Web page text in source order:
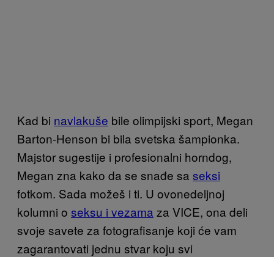
Kad bi navlakuše bile olimpijski sport, Megan
Barton-Henson bi bila svetska šampionka.
Majstor sugestije i profesionalni horndog,
Megan zna kako da se snađe sa seksi
fotkom. Sada možeš i ti. U ovonedeljnoj
kolumni o seksu i vezama za VICE, ona deli
svoje savete za fotografisanje koji će vam
zagarantovati jednu stvar koju svi